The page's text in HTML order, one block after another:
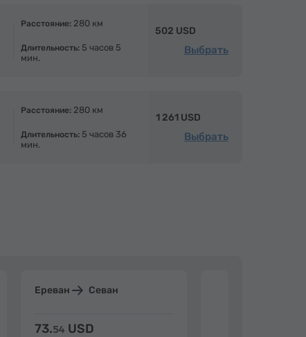
Расстояние: 280 км
Длительность: 5 часов 5
мин.
502 USD
Выбрать
Расстояние: 280 км
Длительность: 5 часов 36
мин.
1 261 USD
Выбрать
Ереван Севан
73.54 USD